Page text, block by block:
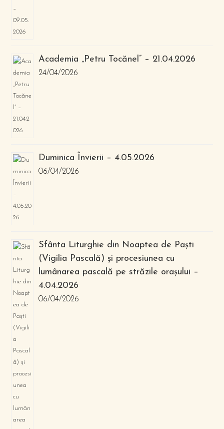
Academia „Petru Tocănel” – 21.04.2026
24/04/2026
Duminica Învierii – 4.05.2026
06/04/2026
Sfânta Liturghie din Noaptea de Paști
(Vigilia Pascală) și procesiunea cu
lumânarea pascală pe străzile orașului –
4.04.2026
06/04/2026